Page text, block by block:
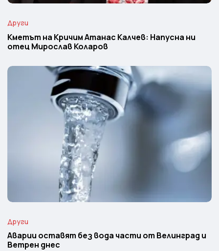
Други
Кметът на Кричим Атанас Калчев: Напусна ни
отец Мирослав Коларов
Други
Аварии оставят без вода части от Велинград и
Ветрен днес